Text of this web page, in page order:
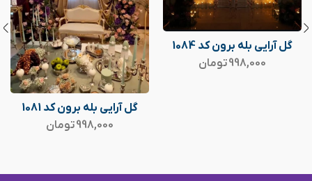
گل آرایی بله برون کد 1084
998,000تومان
گل آرایی بله برون کد 1081
998,000تومان